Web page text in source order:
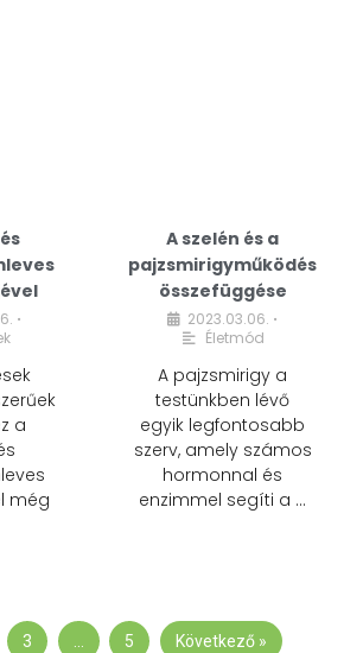
•
a
még
A szelén és a
pajzsmirigyműködés
összefüggése
2023.03.06. •
Életmód
A pajzsmirigy a
testünkben lévő
egyik legfontosabb
szerv, amely számos
hormonnal és
enzimmel segíti a …
3 … 5 Következő »